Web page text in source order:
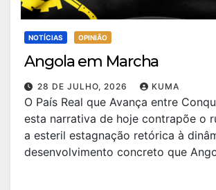
NOTÍCIAS OPINIÃO
Angola em Marcha
28 DE JULHO, 2026 KUMA
O País Real que Avança entre
esta narrativa de hoje contrapõe o
a esteril estagnação retórica à
desenvolvimento concreto que